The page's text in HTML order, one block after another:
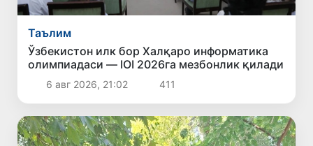
Таълим
Ўзбекистон илк бор Халқаро информатика
олимпиадаси — IOI 2026га мезбонлик қилади
6 авг 2026, 21:02 411